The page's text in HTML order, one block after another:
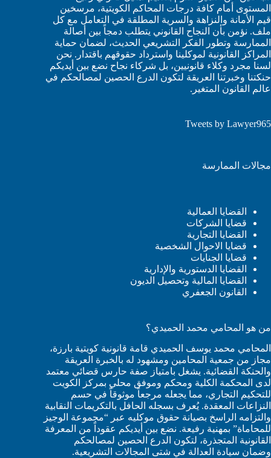
المستوى أمام كافة درجات المحاكم الكويتية، مرسخين
قيم الأمانة والنزاهة والسرية المطلقة في التعامل مع كل
ملف. نؤمن بأن النجاح القانوني يتطلب دمجاً بين أصالة
الممارسة وتطور الفكر التشريعي الحديث، لضمان حماية
المراكز القانونية لموكلينا واسترداد حقوقهم باقتدار. نحن
لسنا مجرد وكلاء قانونيين، بل شركاء نجاح نضع بين أيديكم
حنكتنا وخبرتنا العريقة لتكون الدرع الحصين لمصالحكم في
عالم القانون المتغير.
Tweets by Lawyer965
مجالات الممارسة
القضايا العمالية
قضايا الشركات
القضايا التجارية
قضايا الاحوال الشخصية
قضايا الجنايات
القضايا الدستورية والإدارية
القضايا المالية وتحصيل الديون
القانون الجعفري
من هو المحامي محمد الحميدي؟
المحامي محمد يوسف الحميدي قامة قانونية كويتية بارزة،
مجاز من جمعية المحامين ومشهود له بالخبرة العريقة
والحنكة القضائية. يشغل بامتياز صفة حارس قضائي معتمد
لدى المحكمة الكلية ومحكم وموفق محلي بمركز الكويت
للتحكيم التجاري، مما يجعله مرجعاً موثوقاً في حسم
النزاعات المعقدة. يُعرف بسجله الحافل بالتكريمات النقابية
والتزامه الراسخ بصيانة حقوق موكليه عبر “مجموعة الوجيز
للمحاماة” بمهنية رفيعة. نضع بين أيديكم عقوداً من المعرفة
القانونية المتجذرة، لتكون الدرع الحصين لمصالحكم
وضمان سيادة العدالة في شتى المجالات التشريعية.